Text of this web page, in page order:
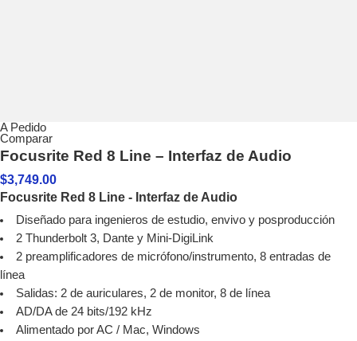
A Pedido
Comparar
Focusrite Red 8 Line – Interfaz de Audio
$3,749.00
Focusrite Red 8 Line - Interfaz de Audio
Diseñado para ingenieros de estudio, envivo y posproducción
2 Thunderbolt 3, Dante y Mini-DigiLink
2 preamplificadores de micrófono/instrumento, 8 entradas de
línea
Salidas: 2 de auriculares, 2 de monitor, 8 de línea
AD/DA de 24 bits/192 kHz
Alimentado por AC / Mac, Windows